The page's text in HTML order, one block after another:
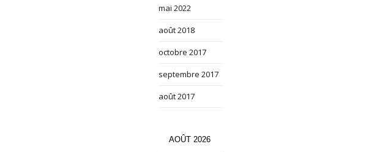
mai 2022
août 2018
octobre 2017
septembre 2017
août 2017
AOÛT 2026